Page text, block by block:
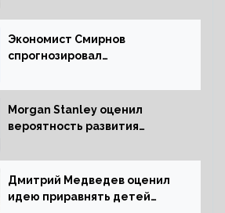
следующем отчете
Экономист Смирнов
спрогнозировал
России
Morgan Stanley оценил
вероятность развития
Дмитрий Медведев оценил
идею приравнять детей